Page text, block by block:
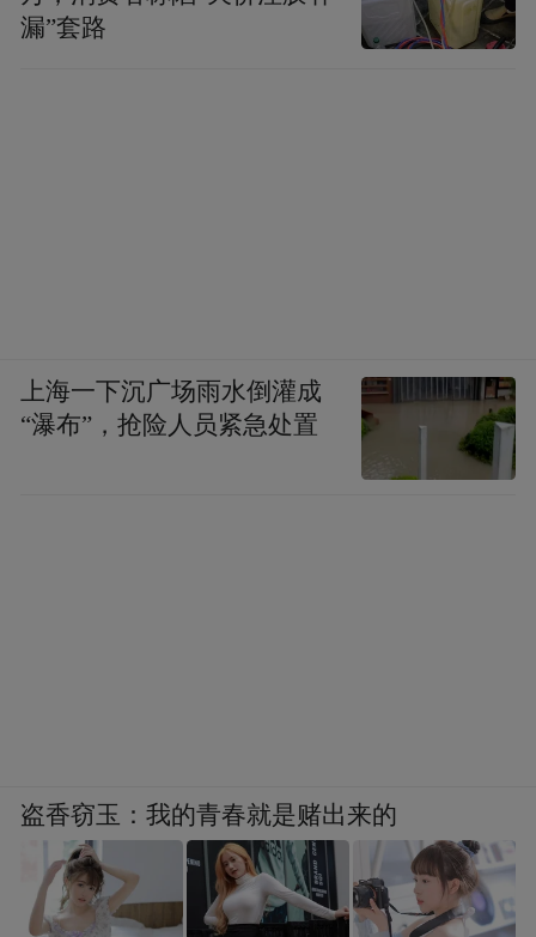
漏”套路
上海一下沉广场雨水倒灌成
“瀑布”，抢险人员紧急处置
盗香窃玉：我的青春就是赌出来的